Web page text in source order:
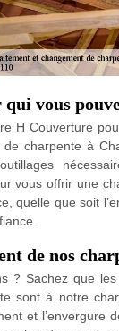
vous
H Couverture
charpente à
vous offrir une
quelle que soit
de nos
? Sachez que
sont à notre
et l’envergure